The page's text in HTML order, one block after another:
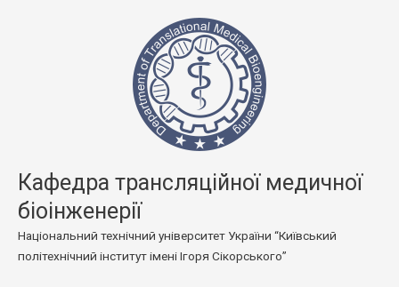
Кафедра трансляційної медичної
біоінженерії
Національний технічний університет України “Київський
політехнічний інститут імені Ігоря Сікорського”